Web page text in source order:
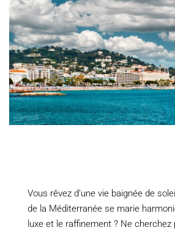
Vous rêvez d’une vie baignée de
de la Méditerranée se marie
luxe et le raffinement ? Ne cherchez